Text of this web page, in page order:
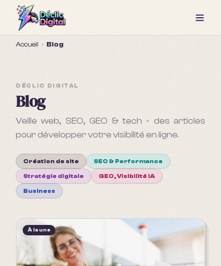
Accueil Blog
DÉCLIC DIGITAL
Blog
Veille web, SEO, GEO & tech - des articles
pour développer votre visibilité en ligne.
Création de site SEO & Performance
Stratégie digitale GEO, Visibilité IA
Business
À la une